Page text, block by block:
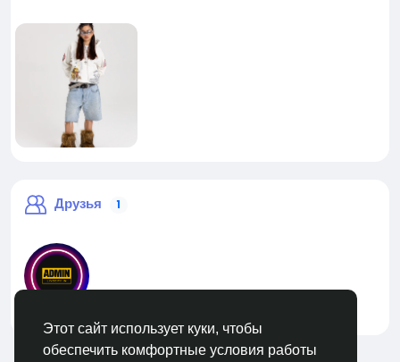
Этот сайт использует куки, чтобы
обеспечить комфортные условия работы
Друзья 1
liveadmin